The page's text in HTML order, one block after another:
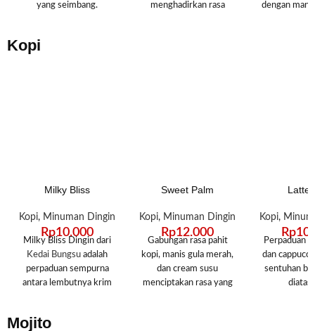
yang seimbang.
menghadirkan rasa
dengan
Kopi
Milky Bliss
Kopi, Minuman Dingin
Rp10.000
Milky Bliss Dingin dari
Kedai Bungsu adalah
perpaduan sempurna
antara lembutnya krim
cocok dinikmati sebagai
Sweet Palm
Kopi, Minuman Dingin
Rp12.000
Gabungan rasa pahit
kopi, manis gula merah,
dan cream susu
menciptakan rasa yang
Kopi,
Rp
Perpaduan
dan
sentuhan
Mojito